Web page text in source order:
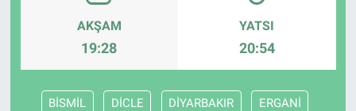
AKŞAM
19:28
YATSI
20:54
BİSMİL DİCLE DİYARBAKIR ERGANİ